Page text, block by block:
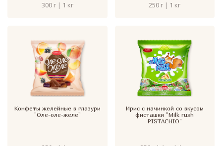
300 г | 1 кг 250 г | 1 кг
Конфеты желейные в глазури
"Оле-оле-желе"
Ирис с начинкой со вкусом
фисташки "Milk rush
PISTACHIO"